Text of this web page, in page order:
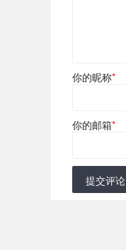
你的昵称*
你的邮箱*
提交评论